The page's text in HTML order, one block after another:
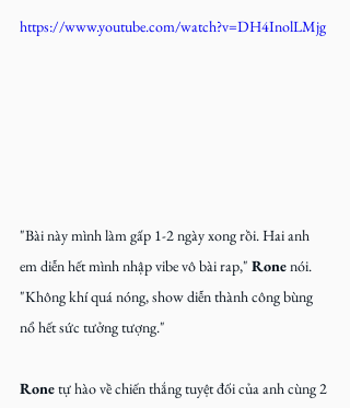
https://www.youtube.com/watch?v=DH4InolLMjg
"Bài này mình làm gấp 1-2 ngày xong rồi. Hai anh
em diễn hết mình nhập vibe vô bài rap," Rone nói.
"Không khí quá nóng, show diễn thành công bùng
nổ hết sức tưởng tượng."
Rone tự hào về chiến thắng tuyệt đối của anh cùng 2